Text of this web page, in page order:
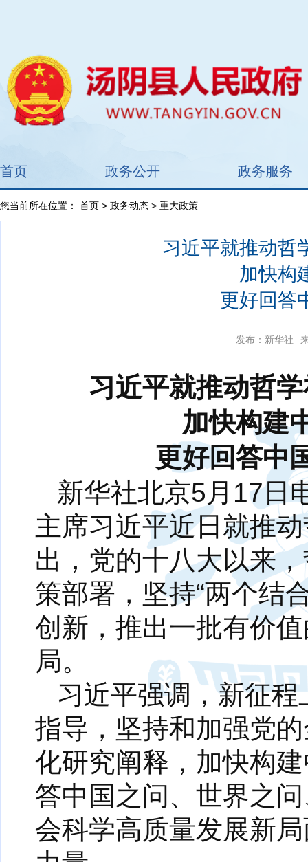
首页 政务公开 政务服务
您当前所在位置： 首页 > 政务动态 > 重大政策
习近平就推动哲
加快构
更好回答
发布：新华社
习近平就推动哲
加快构建
更好回答中
新华社北京5月17日
主席习近平近日就推
出，党的十八大以来
策部署，坚持“两个结
创新，推出一批有价
局。
习近平强调，新征
指导，坚持和加强党
化研究阐释，加快构
答中国之问、世界之
会科学高质量发展新